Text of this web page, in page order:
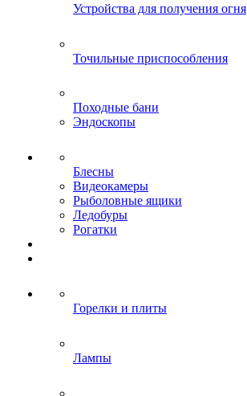
Устройства для получения огня
Точильные приспособления
Походные бани
Эндоскопы
Блесны
Видеокамеры
Рыболовные ящики
Ледобуры
Рогатки
Горелки и плиты
Лампы